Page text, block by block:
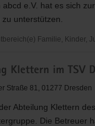
abcd e.V. hat es sich
unterstützen.
Familie, Kinder,
Klettern im TSV
Straße 81, 01277 Dresden
Abteilung Klettern
Die Betreuer